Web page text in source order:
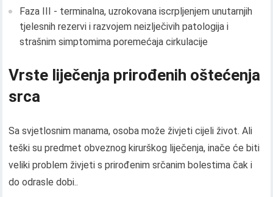
Faza III - terminalna, uzrokovana iscrpljenjem unutarnjih
tjelesnih rezervi i razvojem neizlječivih patologija i
strašnim simptomima poremećaja cirkulacije
Vrste liječenja prirođenih oštećenja
srca
Sa svjetlosnim manama, osoba može živjeti cijeli život. Ali
teški su predmet obveznog kirurškog liječenja, inače će biti
veliki problem živjeti s prirođenim srčanim bolestima čak i
do odrasle dobi..